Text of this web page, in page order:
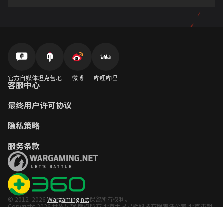
官方自媒体坦克营地 微博 哔哩哔哩
客服中心
最终用户许可协议
隐私策略
服务条款
© 2012–2026 Wargaming.net保留所有权利。